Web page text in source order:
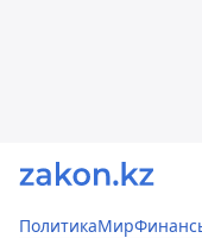
ПолитикаМир